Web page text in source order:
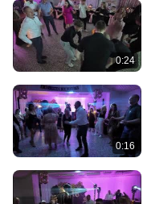
0:24
0:16